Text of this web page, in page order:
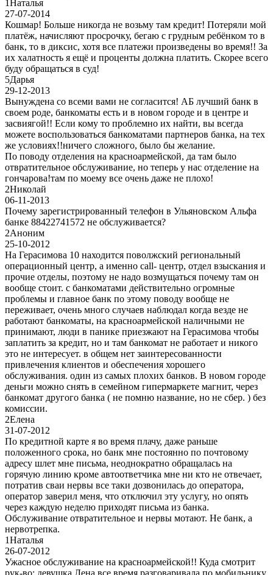
1Наталья
27-07-2014
Кошмар! Больше никогда не возьму там кредит! Потеряли мой
платёж, начисляют просрочку, бегаю с грудным ребёнком то в
банк, то в диксис, хотя все платежи произведены во время!! За
их халатность я ещё и проценты должна платить. Скорее всего
буду обращаться в суд!
5Дарья
29-12-2013
Вынуждена со всеми вами не согласится! АБ лучший банк в
своем роде, банкоматы есть и в новом городе и в центре и
засвиягой!! Если кому то проблемно их найти, вы всегда
можете воспользоваться банкоматами партнеров банка, на тех
же условиях!!ничего сложного, было бы желание.
По поводу отделения на красноармейской, да там было
отвратительное обслуживание, но теперь у нас отделение на
гончарова!там по моему все очень даже не плохо!
2Николай
06-11-2013
Почему зарегистрированный телефон в Ульяновском Альфа
банке 88422741572 не обслуживается?
2Аноним
25-10-2012
На Герасимова 10 находится поволжский региональный
операционный центр, а именно call- центр, отдел взыскания и
прочие отделы, поэтому не надо возмущаться почему там он
вообще стоит. с банкоматами действительно огромные
проблемы и главное банк по этому поводу вообще не
переживает, очень много случаев наблюдал когда везде не
работают банкоматы, на красноармейской наличными не
принимают, люди в панике приезжают на Герасимова чтобы
заплатить за кредит, но и там банкомат не работает и никого
это не интересует. в общем нет заинтересованности
привлечения клиентов и обеспечения хорошего
обслуживания. один из самых плохих банков. В новом городе
деньги можно снять в семейном гипермаркете магнит, через
банкомат другого банка ( не помню название, но не сбер. ) без
комиссии.
2Елена
31-07-2012
По кредитной карте я во время плачу, даже раньше
положенного срока, но банк мне постоянно по почтовому
адресу шлет мне письма, неоднократно обращалась на
горячую линию кроме автоответчика мне ни кто не отвечает,
потратив сваи нервы все таки дозвонилась до оператора,
оператор заверил меня, что отключил эту услугу, но опять
через каждую неделю приходят письма из банка.
Обслуживание отвратительное и нервы мотают. Не банк, а
нервотрепка.
1Наталья
26-07-2012
Ужасное обслуживание на красноармейской!! Куда смотрит
рук-во: девушка Лена все время разговаривала по мобильнику